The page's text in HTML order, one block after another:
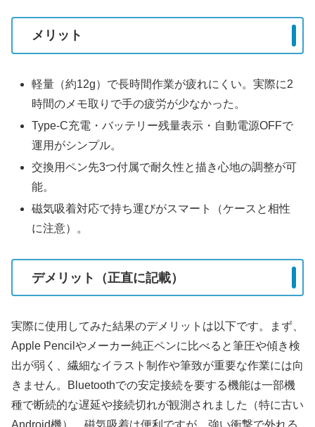
メリット
軽量（約12g）で長時間作業が疲れにくい。実際に2
時間のメモ取りで手の疲労が少なかった。
Type-C充電・バッテリー残量表示・自動電源OFFで
運用がシンプル。
交換用ペン先3つ付属で耐久性と描き心地の調整が可
能。
磁気吸着対応で持ち運びがスマート（ケースと相性
に注意）。
デメリット（正直に記載）
実際に使用してみた結果のデメリットは以下です。まず、
Apple Pencilやメーカー純正ペンに比べると筆圧や傾き検
出が弱く、繊細なイラスト制作や筆致が重要な作業には向
きません。Bluetoothでの安定接続を要する機能は一部機
種で断続的な遅延や接続切れが観測されました（特に古い